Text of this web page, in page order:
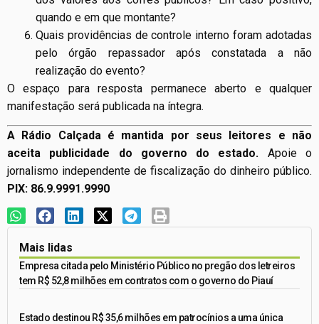
quando e em que montante?
Quais providências de controle interno foram adotadas
pelo órgão repassador após constatada a não
realização do evento?
O espaço para resposta permanece aberto e qualquer
manifestação será publicada na íntegra.
A Rádio Calçada é mantida por seus leitores e não
aceita publicidade do governo do estado. Apoie o
jornalismo independente de fiscalização do dinheiro público.
PIX: 86.9.9991.9990
Mais lidas
Empresa citada pelo Ministério Público no pregão dos letreiros
tem R$ 52,8 milhões em contratos com o governo do Piauí
Estado destinou R$ 35,6 milhões em patrocínios a uma única